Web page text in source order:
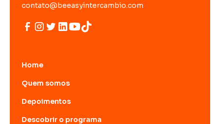
contato@beeasyintercambio.com
Home
Quem somos
Depoimentos
Descobrir o programa